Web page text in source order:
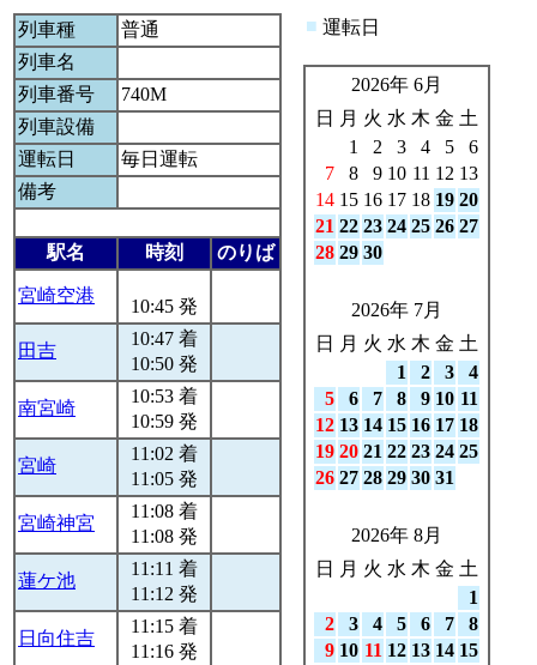
列車種
普通
列車名
列車番号
740M
列車設備
運転日
毎日運転
備考
駅名 時刻 のりば
宮崎空港
10:45 発
田吉
10:47 着
10:50 発
南宮崎
10:53 着
10:59 発
宮崎
11:02 着
11:05 発
宮崎神宮
11:08 着
11:08 発
蓮ケ池
11:11 着
11:12 発
日向住吉
11:15 着
11:16 発
■ 運転日
2026年 6月
日
月 火 水 木 金 土
1
2 3 4 5
6
7
8 9 10 11 12 13
14 15 16 17 18 19 20
21 22 23 24 25 26 27
28 29 30
2026年 7月
日
月 火 水 木 金 土
1
2 3
4
5
6 7 8 9 10 11
12 13 14 15 16 17 18
19 20 21 22 23 24 25
26 27 28 29 30 31
2026年 8月
日
月 火 水 木 金 土
1
2
3 4 5 6 7
8
9 10 11 12 13 14 15